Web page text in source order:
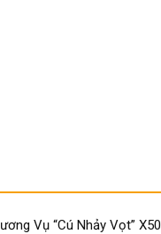
Vụ “Cú Nhảy Vọt” X50